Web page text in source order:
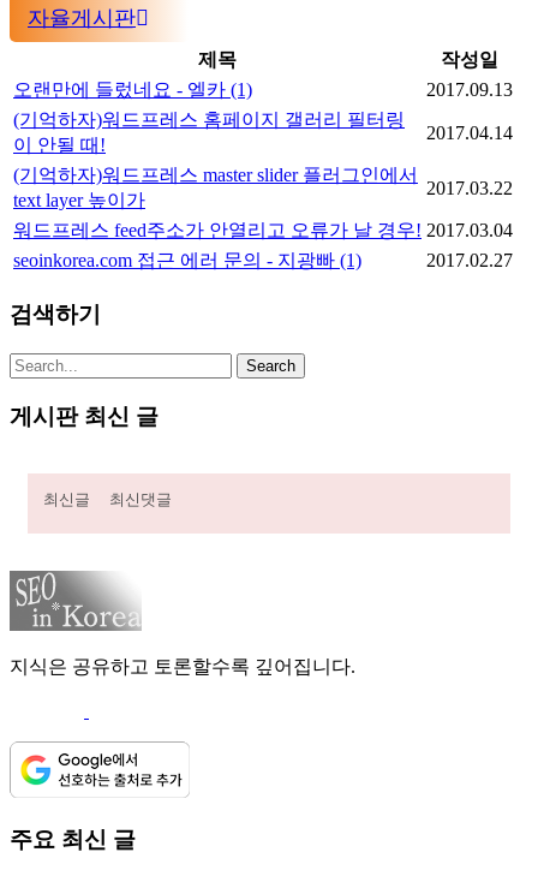
자율게시판
제목
작성일
오랜만에 들렀네요 - 엘카 (1)
2017.09.13
(기억하자)워드프레스 홈페이지 갤러리 필터링
이 안될 때!
2017.04.14
(기억하자)워드프레스 master slider 플러그인에서
text layer 높이가
2017.03.22
워드프레스 feed주소가 안열리고 오류가 날 경우! 2017.03.04
seoinkorea.com 접근 에러 문의 - 지광빠 (1) 2017.02.27
검색하기
게시판 최신 글
최신글 최신댓글
지식은 공유하고 토론할수록 깊어집니다.
주요 최신 글